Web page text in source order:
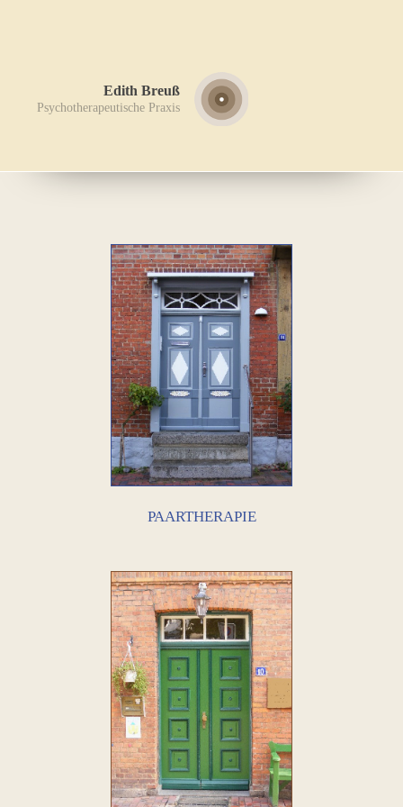
Edith Breuß
Psychotherapeutische Praxis
PAARTHERAPIE